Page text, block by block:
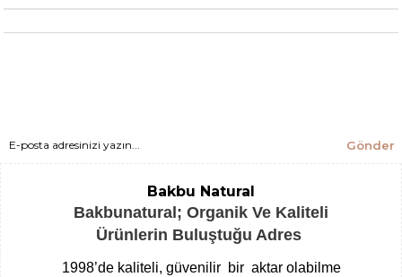
Gönder
Bakbu Natural
Bakbunatural; Organik Ve Kaliteli
Ürünlerin Buluştuğu Adres
1998’de kaliteli, güvenilir bir aktar olabilme